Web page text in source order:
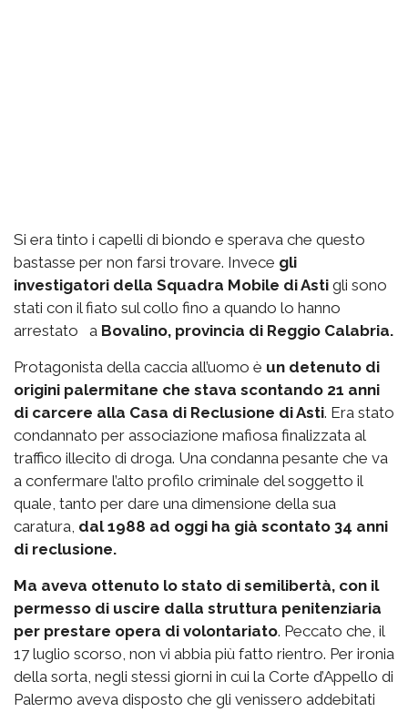
Si era tinto i capelli di biondo e sperava che questo
bastasse per non farsi trovare. Invece gli
investigatori della Squadra Mobile di Asti gli sono
stati con il fiato sul collo fino a quando lo hanno
arrestato a Bovalino, provincia di Reggio Calabria.
Protagonista della caccia all’uomo è un detenuto di
origini palermitane che stava scontando 21 anni
di carcere alla Casa di Reclusione di Asti. Era stato
condannato per associazione mafiosa finalizzata al
traffico illecito di droga. Una condanna pesante che va
a confermare l’alto profilo criminale del soggetto il
quale, tanto per dare una dimensione della sua
caratura, dal 1988 ad oggi ha già scontato 34 anni
di reclusione.
Ma aveva ottenuto lo stato di semilibertà, con il
permesso di uscire dalla struttura penitenziaria
per prestare opera di volontariato. Peccato che, il
17 luglio scorso, non vi abbia più fatto rientro. Per ironia
della sorta, negli stessi giorni in cui la Corte d’Appello di
Palermo aveva disposto che gli venissero addebitati